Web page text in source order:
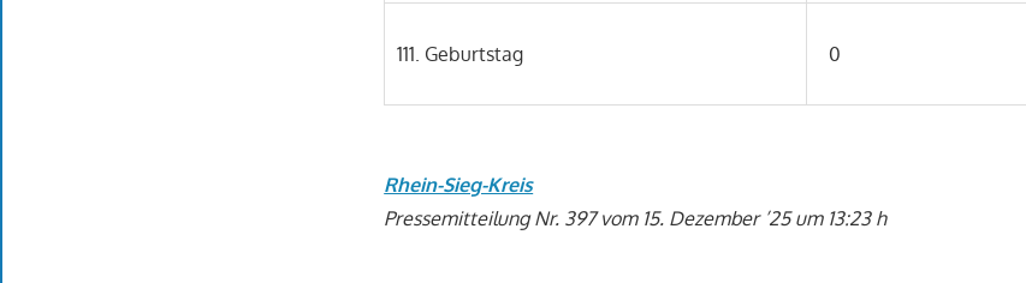
111. Geburtstag 0
Rhein-Sieg-Kreis
Pressemitteilung Nr. 397 vom 15. Dezember ’25 um 13:23 h